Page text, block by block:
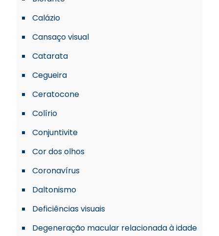
Calázio
Cansaço visual
Catarata
Cegueira
Ceratocone
Colírio
Conjuntivite
Cor dos olhos
Coronavírus
Daltonismo
Deficiências visuais
Degeneração macular relacionada à idade